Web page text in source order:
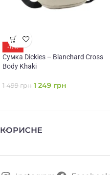
-17%
Сумка Dickies – Blanchard Cross
Body Khaki
1 499грн 1 249 грн
КОРИСНЕ